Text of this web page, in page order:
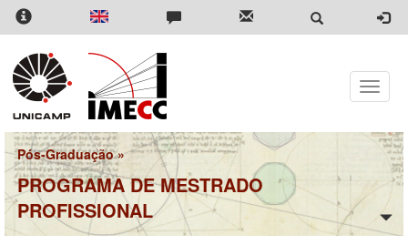
Pular
para
conteúdo
principal
Toggle
Pós-Graduação»
PROGRAMA DE MESTRADO
PROFISSIONAL